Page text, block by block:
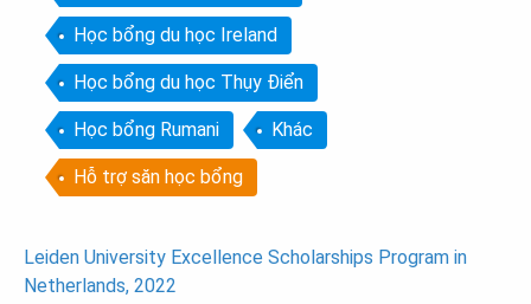
Học bổng du học Ireland
Học bổng du học Thụy Điển
Học bổng Rumani Khác
Hỗ trợ săn học bổng
Post
navigation
Leiden University Excellence Scholarships Program in
Netherlands, 2022